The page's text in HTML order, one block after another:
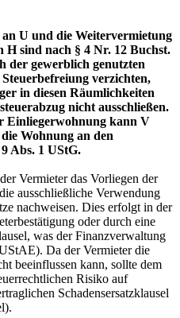
U und die Weitervermietung
sind nach § 4 Nr. 12 Buchst.
der gewerblich genutzten
verzichten,
in diesen Räumlichkeiten
nicht ausschließen.
Einliegerwohnung kann V
Wohnung an den
Abs. 1 UStG.
Vermieter das Vorliegen der
ausschließliche Verwendung
nachweisen. Dies erfolgt in der
oder durch eine
was der Finanzverwaltung
Da der Vermieter die
beeinflussen kann, sollte dem
Risiko auf
Schadensersatzklausel